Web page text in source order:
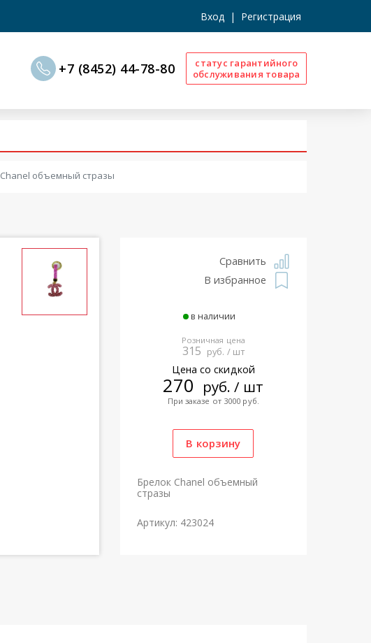
Вход | Регистрация
+7 (8452) 44-78-80
статус гарантийного
обслуживания товара
объемный стразы
Сравнить
В избранное
в наличии
Розничная цена
315 руб. / шт
Цена со скидкой
270 руб. / шт
При заказе от 3000 руб.
Брелок Chanel объемный
стразы
Артикул: 423024